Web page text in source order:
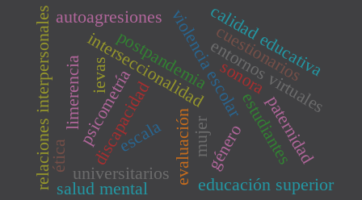
interseccionalidad
género
discapacidad
violencia escolar
autoagresiones
entornos virtuales
universitarios
postpandemia
psicometría
cuestionarios
relaciones interpersonales estudiantes
calidad educativa
evaluación educación superior
ievas
limerencia
escala paternidad
salud mental
ética mujer
sonora